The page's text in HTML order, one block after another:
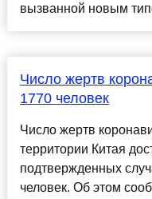
вызванной новым
Число жертв
1770 человек
Число жертв
территории Китая
подтвержденных
человек. Об этом